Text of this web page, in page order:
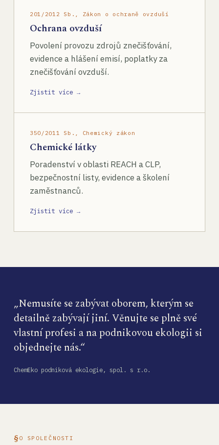
201/2012 Sb., Zákon o ochraně ovzduší
Ochrana ovzduší
Povolení provozu zdrojů znečišťování,
evidence a hlášení emisí, poplatky za
znečišťování ovzduší.
Zjistit více →
350/2011 Sb., Chemický zákon
Chemické látky
Poradenství v oblasti REACH a CLP,
bezpečnostní listy, evidence a školení
zaměstnanců.
Zjistit více →
„Nemusíte se zabývat oborem, kterým se
detailně zabývají jiní. Věnujte se plně své
vlastní profesi a na podnikovou ekologii si
objednejte nás.“
ChemEko podniková ekologie, spol. s r.o.
O SPOLEČNOSTI